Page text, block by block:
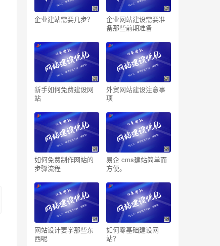
企业建站需要几步？
企业网站建设需要准
备那些前期准备
新手如何免费建设网
站
外贸网站建设注意事
项
如何免费制作网站的
步骤流程
易企 cms​建站简单而
方便。
网站设计要学那些东
西呢
如何零基础建设网
站？